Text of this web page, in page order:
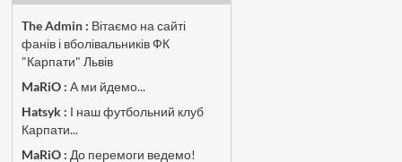
The Admin: Вітаємо на сайті
фанів і вболівальників ФК
"Карпати" Львів
MaRiO : А ми йдемо...
Hatsyk : І наш футбольний клуб
Карпати...
MaRiO : До перемоги ведемо!